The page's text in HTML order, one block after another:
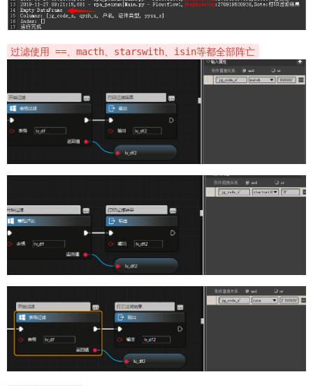
过滤使用 ==、macth、starswith、isin等都全部阵亡